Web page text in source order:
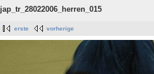
jap_tr_28022006_herren_015
erste vorherige